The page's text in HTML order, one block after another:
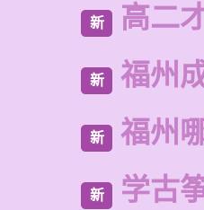
新 高二
新 福州
新 福州
新 学古